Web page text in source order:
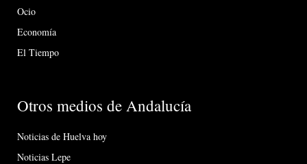
Ocio
Economía
El Tiempo
Otros medios de Andalucía
Noticias de Huelva hoy
Noticias Lepe